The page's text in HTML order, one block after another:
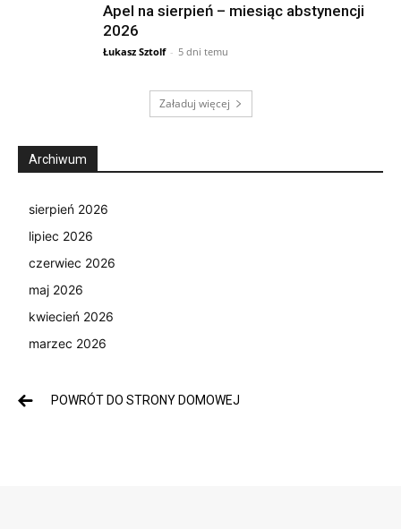
Apel na sierpień – miesiąc abstynencji
2026
Łukasz Sztolf - 5 dni temu
Załaduj więcej
Archiwum
sierpień 2026
lipiec 2026
czerwiec 2026
maj 2026
kwiecień 2026
marzec 2026
POWRÓT DO STRONY DOMOWEJ